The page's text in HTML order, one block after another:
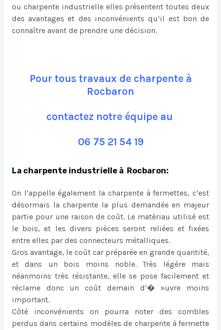
ou charpente industrielle elles présentent toutes deux
des avantages et des inconvénients qu’il est bon de
connaître avant de prendre une décision.
Pour tous travaux de charpente à
Rocbaron
contactez notre équipe au
06 75 21 54 19
La charpente industrielle à Rocbaron:
On l’appelle également la charpente à fermettes, c’est
désormais la charpente la plus demandée en majeur
partie pour une raison de coût. Le matériau utilisé est
le bois, et les divers pièces seront reliées et fixées
entre elles par des connecteurs métalliques.
Gros avantage, le coût car préparée en grande quantité,
et dans un bois moins noble. Très légère mais
néanmoins très résistante, elle se pose facilement et
réclame donc un coût demain d’� »uvre moins
important.
Côté inconvénients on pourra noter des combles
perdus dans certains modèles de charpente à fermette